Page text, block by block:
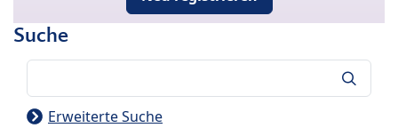
Suche
Erweiterte Suche